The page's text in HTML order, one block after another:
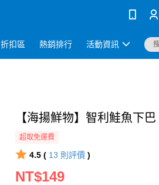
折扣區 熱銷排行 活動資訊
【海揚鮮物】智利鮭魚下
超取免運費
4.5 ( 13 則評價 )
NT$149